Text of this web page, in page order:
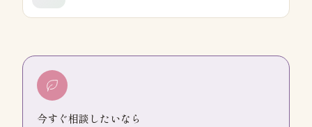
今すぐ相談したいなら